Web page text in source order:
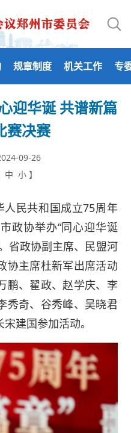
规章制度 机关工作 专
迎华诞 共谱新篇
赛决赛
09-26
中 小 】
民共和国成立75周年
政协举办“同心迎华诞
省政协副主席、民盟河
协主席杜新军出席活动
鹏、翟政、赵学庆、李
秀奇、谷秀峰、吴晓君
建国参加活动。